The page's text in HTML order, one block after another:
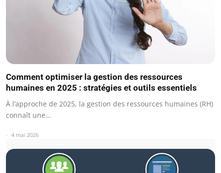
Comment optimiser la gestion des ressources
humaines en 2025 : stratégies et outils essentiels
À l’approche de 2025, la gestion des ressources humaines (RH)
connaît une…
4 mai 2026